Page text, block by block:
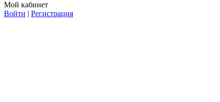
Мой кабинет
Войти | Регистрация